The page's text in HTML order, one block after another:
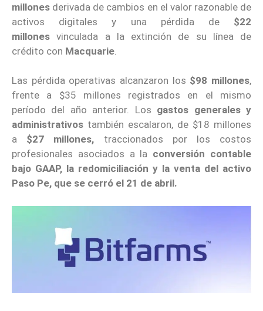
millones derivada de cambios en el valor razonable de
activos digitales y una pérdida de$22
millones vinculada a la extinción de su línea de
crédito con Macquarie
Las pérdida operativas alcanzaron los $98 millones,
frente a $35 millones registrados en el mismo
período del año anterior. Los gastos generales y
administrativos también escalaron, de $18 millones
a $27 millones, traccionados por los costos
profesionales asociados a la conversión contable
bajo GAAP, la redomiciliación y la venta del activo
Paso Pe, que se cerró el 21 de abril.